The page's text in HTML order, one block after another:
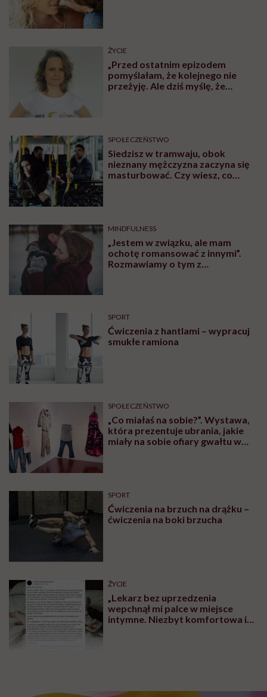
ŻYCIE
„Przed ostatnim epizodem
pomyślałam, że kolejnego nie
przeżyję. Ale dziś myślę, że
SPOŁECZEŃSTWO
Siedzisz w tramwaju, obok
nieznany mężczyzna zaczyna się
masturbować. Czy wiesz, co
MINDFULNESS
„Jestem w związku, ale mam
ochotę romansować z innymi”.
Rozmawiamy o tym z
SPORT
Ćwiczenia z hantlami – wypracuj
smukłe ramiona
SPOŁECZEŃSTWO
„Co miałaś na sobie?”. Wystawa,
która prezentuje ubrania, jakie
miały na sobie ofiary gwałtu w
SPORT
Ćwiczenia na brzuch na drążku –
ćwiczenia na boki brzucha
ŻYCIE
„Lekarz bez uprzedzenia
wepchnął mi palce w miejsce
intymne. Niezbyt komfortowa i